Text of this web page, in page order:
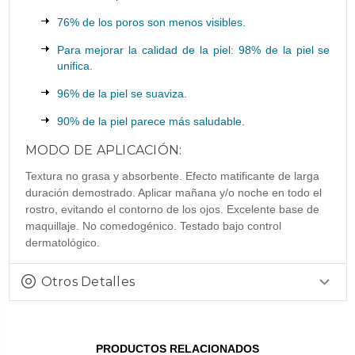
76% de los poros son menos visibles.
Para mejorar la calidad de la piel: 98% de la piel se
unifica.
96% de la piel se suaviza.
90% de la piel parece más saludable.
MODO DE APLICACIÓN:
Textura no grasa y absorbente. Efecto matificante de larga
duración demostrado. Aplicar mañana y/o noche en todo el
rostro, evitando el contorno de los ojos. Excelente base de
maquillaje. No comedogénico. Testado bajo control
dermatológico.
Otros Detalles
PRODUCTOS RELACIONADOS